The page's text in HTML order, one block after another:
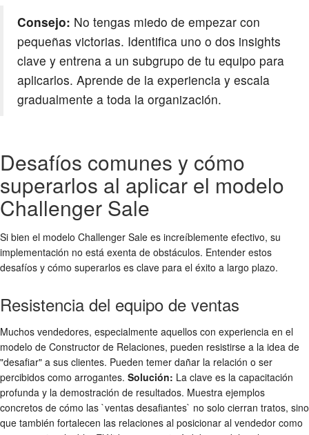
Consejo: No tengas miedo de empezar con
pequeñas victorias. Identifica uno o dos insights
clave y entrena a un subgrupo de tu equipo para
aplicarlos. Aprende de la experiencia y escala
gradualmente a toda la organización.
Desafíos comunes y cómo
superarlos al aplicar el modelo
Challenger Sale
Si bien el modelo Challenger Sale es increíblemente efectivo, su
implementación no está exenta de obstáculos. Entender estos
desafíos y cómo superarlos es clave para el éxito a largo plazo.
Resistencia del equipo de ventas
Muchos vendedores, especialmente aquellos con experiencia en el
modelo de Constructor de Relaciones, pueden resistirse a la idea de
"desafiar" a sus clientes. Pueden temer dañar la relación o ser
percibidos como arrogantes. Solución: La clave es la capacitación
profunda y la demostración de resultados. Muestra ejemplos
concretos de cómo las `ventas desafiantes` no solo cierran tratos, sino
que también fortalecen las relaciones al posicionar al vendedor como